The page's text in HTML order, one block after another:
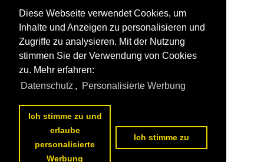
Diese Webseite verwendet Cookies, um
Inhalte und Anzeigen zu personalisieren und
Zugriffe zu analysieren. Mit der Nutzung
stimmen Sie der Verwendung von Cookies
zu. Mehr erfahren:
Datenschutz , Personalisierte Werbung
Ich stimme zu und
erlaube
personalisierte
Werbung
Ich stimme zu